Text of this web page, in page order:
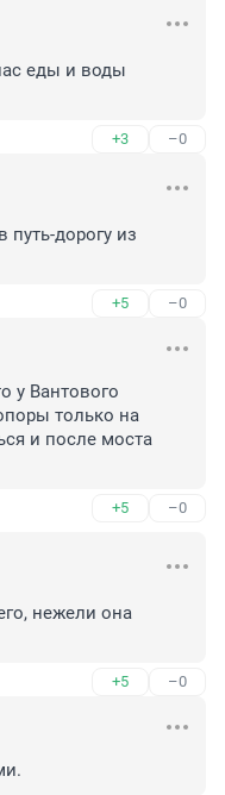
еды и воды
+3 –0
путь-дорогу из
+5 –0
у Вантового
только на
и после моста
+5 –0
нежели она
+5 –0